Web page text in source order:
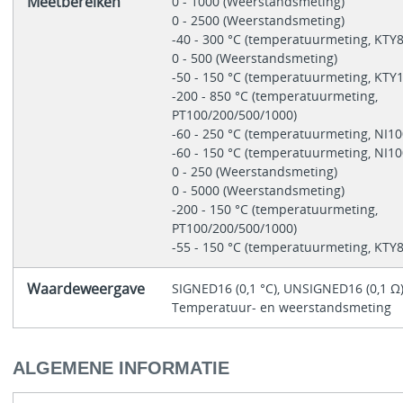
0 - 2500 (Weerstandsmeting)
-40 - 300 °C (temperatuurmeting,
0 - 500 (Weerstandsmeting)
-50 - 150 °C (temperatuurmeting,
-200 - 850 °C (temperatuurmeting,
PT100/200/500/1000)
-60 - 250 °C (temperatuurmeting,
-60 - 150 °C (temperatuurmeting,
0 - 250 (Weerstandsmeting)
0 - 5000 (Weerstandsmeting)
-200 - 150 °C (temperatuurmeting,
PT100/200/500/1000)
-55 - 150 °C (temperatuurmeting,
Waardeweergave
SIGNED16 (0,1 °C), UNSIGNED16 (0,1
Temperatuur- en weerstandsmeting
ALGEMENE INFORMATIE